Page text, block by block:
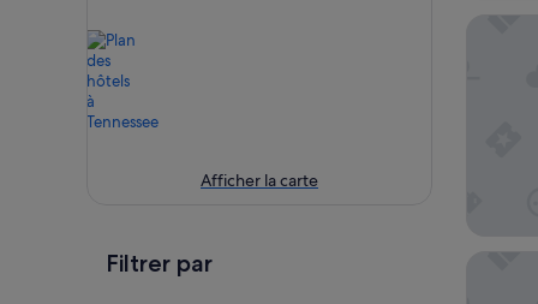
Afficher la carte
Filtrer par